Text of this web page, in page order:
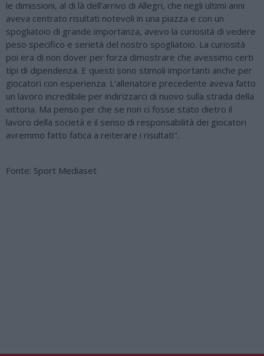
le dimissioni, al di là dell’arrivo di Allegri, che negli ultimi anni
aveva centrato risultati notevoli in una piazza e con un
spogliatoio di grande importanza, avevo la curiosità di vedere
peso specifico e serietà del nostro spogliatoio. La curiosità
poi era di non dover per forza dimostrare che avessimo certi
tipi di dipendenza. E questi sono stimoli importanti anche per
giocatori con esperienza. L’allenatore precedente aveva fatto
un lavoro incredibile per indirizzarci di nuovo sulla strada della
vittoria. Ma penso per che se non ci fosse stato dietro il
lavoro della società e il senso di responsabilità dei giocatori
avremmo fatto fatica a reiterare i risultati".
Fonte: Sport Mediaset